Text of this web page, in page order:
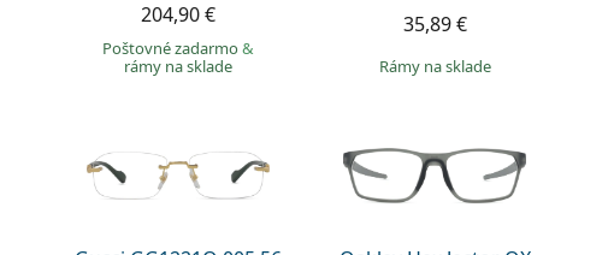
204,90 €
Poštovné zadarmo&
rámy na sklade
35,89 €
rámy na sklade